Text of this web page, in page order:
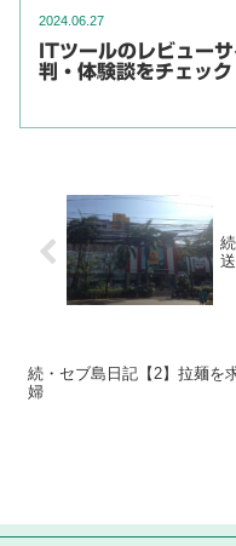
2024.06.27
ITツールのレビュー
判・体験談をチェック
続・セブ島日記【2】拉麺を
婦